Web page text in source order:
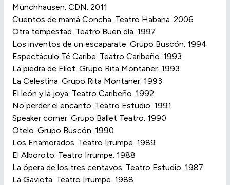
Münchhausen. CDN. 2011
Cuentos de mamá Concha. Teatro Habana. 2006
Otra tempestad. Teatro Buen día. 1997
Los inventos de un escaparate. Grupo Buscón. 1994
Espectáculo Té Caribe. Teatro Caribeño. 1993
La piedra de Eliot. Grupo Rita Montaner. 1993
La Celestina. Grupo Rita Montaner. 1993
El león y la joya. Teatro Caribeño. 1992
No perder el encanto. Teatro Estudio. 1991
Speaker corner. Grupo Ballet Teatro. 1990
Otelo. Grupo Buscón. 1990
Los Enamorados. Teatro Irrumpe. 1989
El Alboroto. Teatro Irrumpe. 1988
La ópera de los tres centavos. Teatro Estudio. 1987
La Gaviota. Teatro Irrumpe. 1988